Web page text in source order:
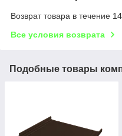
Возврат товара в течение
Все условия возврата
Подобные товары